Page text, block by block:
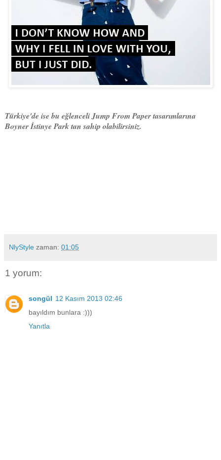
Türkiye'de ise bu eğlenceli Jump From Paper tasarımlarına
Boyner İstinye Park tan sahip olabilirsiniz.
NlyStyle zaman: 01:05
1 yorum:
songül 12 Kasım 2013 02:46
bayıldım bunlara :)))
Yanıtla